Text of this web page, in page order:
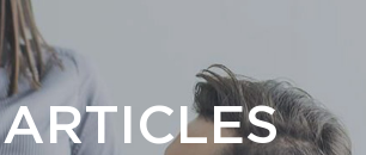
ARTICLES